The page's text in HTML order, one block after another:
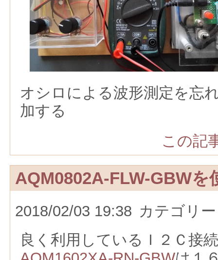
オシロによる波形測定を忘
加する
この記
AQM0802A-FLW-GBWを
2018/02/03 19:38 カテゴリ
良く利用しているＩ２Ｃ接